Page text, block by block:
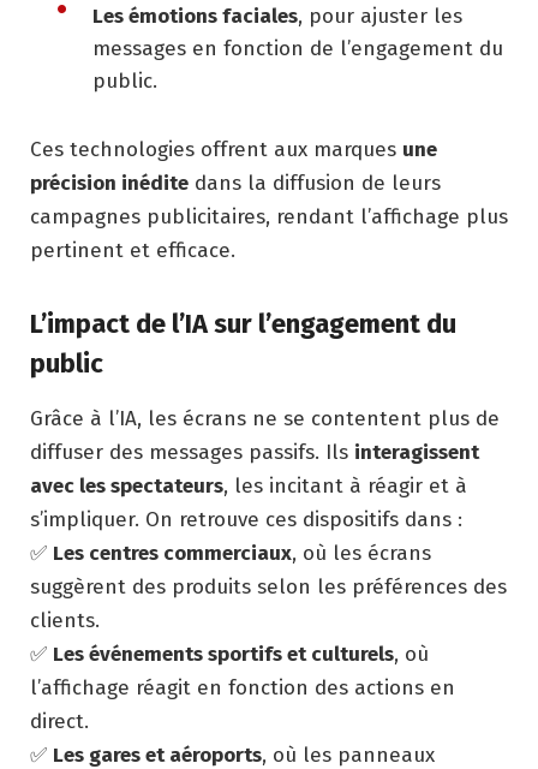
Les émotions faciales, pour ajuster les
messages en fonction de l’engagement du
public.
Ces technologies offrent aux marques une
précision inédite dans la diffusion de leurs
campagnes publicitaires, rendant l’affichage plus
pertinent et efficace.
L’impact de l’IA sur l’engagement du
public
Grâce à l’IA, les écrans ne se contentent plus de
diffuser des messages passifs. Ils interagissent
avec les spectateurs, les incitant à réagir et à
s’impliquer. On retrouve ces dispositifs dans :
✅ Les centres commerciaux, où les écrans
suggèrent des produits selon les préférences des
clients.
✅ Les événements sportifs et culturels, où
l’affichage réagit en fonction des actions en
direct.
✅ Les gares et aéroports, où les panneaux